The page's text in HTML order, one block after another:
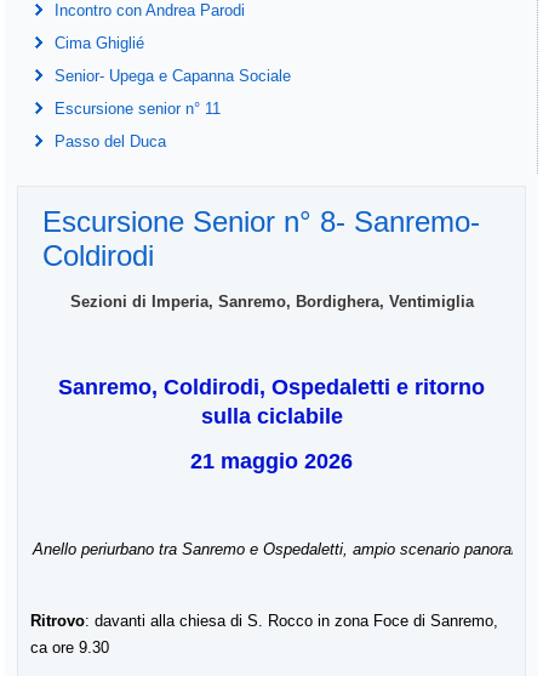
Incontro con Andrea Parodi
Cima Ghiglié
Senior- Upega e Capanna Sociale
Escursione senior n° 11
Passo del Duca
Escursione Senior n° 8- Sanremo-
Coldirodi
Sezioni di Imperia, Sanremo, Bordighera, Ventimiglia
Sanremo, Coldirodi, Ospedaletti e ritorno
sulla ciclabile
21 maggio 2026
Anello periurbano tra Sanremo e Ospedaletti, ampio scenario
Ritrovo: davanti alla chiesa di S. Rocco in zona Foce di Sanremo,
ca ore 9.30